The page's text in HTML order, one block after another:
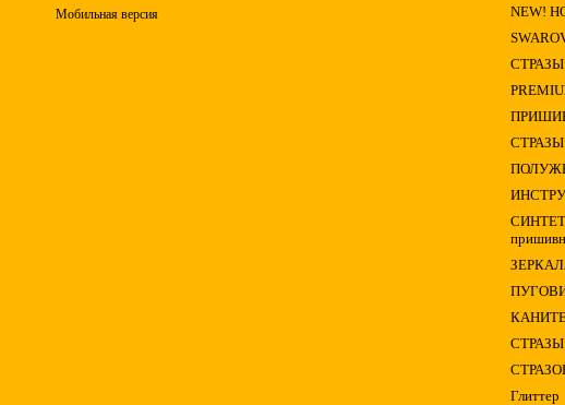
Мобильная версия
NEW!
СТРАЗЫ
СТРАЗЫ
СТРАЗЫ
Глиттер